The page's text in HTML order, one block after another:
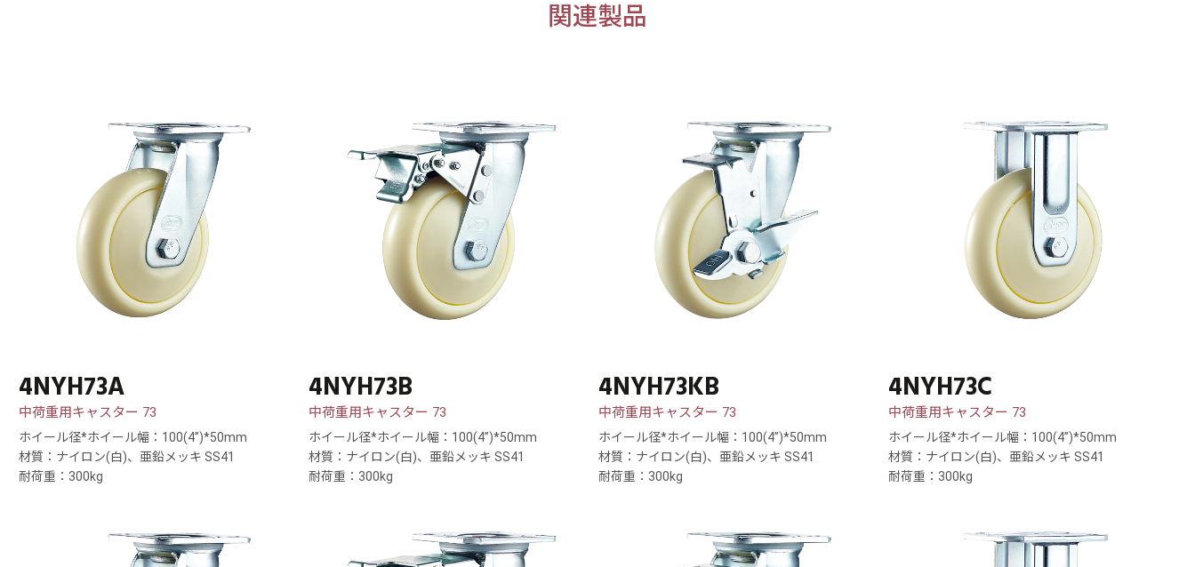
関連製品
4NYH73A
中荷重用キャスター 73
ホイール径*ホイール幅：100(4”)*50mm
材質：ナイロン(白)、亜鉛メッキ SS41
耐荷重：300kg
4NYH73B
中荷重用キャスター 73
ホイール径*ホイール幅：100(4”)*50mm
材質：ナイロン(白)、亜鉛メッキ SS41
耐荷重：300kg
4NYH73KB
中荷重用キャスター 73
ホイール径*ホイール幅：100(4”)*50mm
材質：ナイロン(白)、亜鉛メッキ SS41
耐荷重：300kg
4NYH73C
中荷重用キャスター 73
ホイール径*ホイール幅：100(4”)*50mm
材質：ナイロン(白)、亜鉛メッキ SS41
耐荷重：300kg